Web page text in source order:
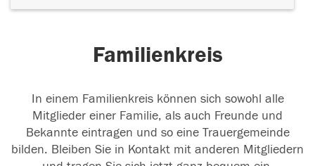
Familienkreis
In einem Familienkreis können sich sowohl alle
Mitglieder einer Familie, als auch Freunde und
Bekannte eintragen und so eine Trauergemeinde
bilden. Bleiben Sie in Kontakt mit anderen Mitgliedern